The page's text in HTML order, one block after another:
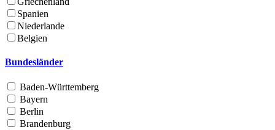
Spanien
Niederlande
Belgien
Bundesländer
Baden-Württemberg
Bayern
Berlin
Brandenburg